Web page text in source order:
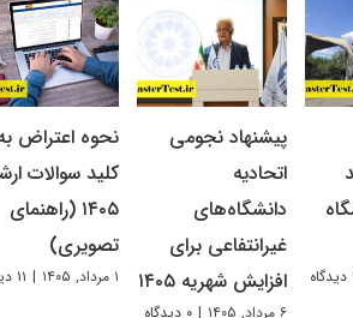
پیشنهاد نجومی
اتحادیه
دانشگاه‌های
غیرانتفاعی برای
افزایش شهریه ۱۴۰۵
۶ مرداد, ۱۴۰۵ | ۰ دیدگاه
نحوه اعتراض
کلید سوالات
۱۴۰۵ (راهنمای
تصویری)
۱ مرداد, ۱۴۰۵ | ۱۱ دیدگاه